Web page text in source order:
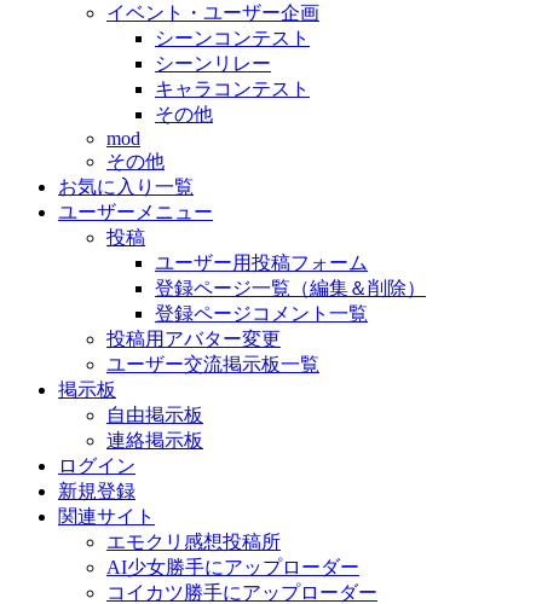
イベント・ユーザー企画
シーンコンテスト
シーンリレー
キャラコンテスト
その他
mod
その他
お気に入り一覧
ユーザーメニュー
投稿
ユーザー用投稿フォーム
登録ページ一覧（編集＆削除）
登録ページコメント一覧
投稿用アバター変更
ユーザー交流掲示板一覧
掲示板
自由掲示板
連絡掲示板
ログイン
新規登録
関連サイト
エモクリ感想投稿所
AI少女勝手にアップローダー
コイカツ勝手にアップローダー